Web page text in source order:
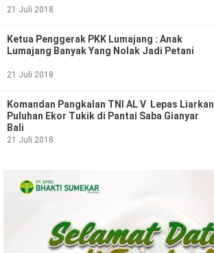
Indeks Birokrasi
21 Juli 2018
Ketua Penggerak PKK Lumajang : Anak
Lumajang Banyak Yang Nolak Jadi Petani
21 Juli 2018
Komandan Pangkalan TNI AL V Lepas Liarkan
Puluhan Ekor Tukik di Pantai Saba Gianyar
Bali
21 Juli 2018